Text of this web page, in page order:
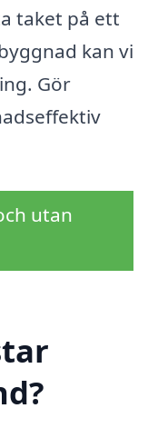
taket på ett
kan vi
Gör
utan